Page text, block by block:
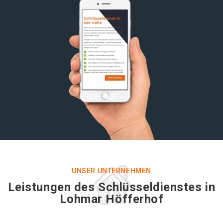
UNSER UNTERNEHMEN
Leistungen des Schlüsseldienstes in
Lohmar Höfferhof